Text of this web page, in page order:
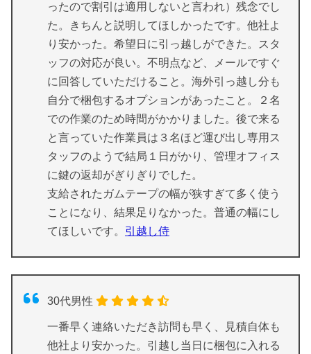
ったので割引は適用しないと言われ）残念でし
た。きちんと説明してほしかったです。他社よ
り安かった。希望日に引っ越しができた。スタ
ッフの対応が良い。不明点など、メールですぐ
に回答していただけること。海外引っ越し分も
自分で梱包するオプションがあったこと。２名
での作業のため時間がかかりました。後で来る
と言っていた作業員は３名ほど運び出し専用ス
タッフのようで結局１日がかり、管理オフィス
に鍵の返却がぎりぎりでした。
支給されたガムテープの幅が狭すぎて多く使う
ことになり、結果足りなかった。普通の幅にし
てほしいです。 引越し侍
30代男性
一番早く連絡いただき訪問も早く、見積自体も
他社より安かった。引越し当日に梱包に入れる